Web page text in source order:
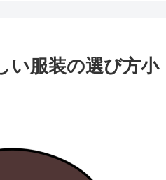
い服装の選び方小